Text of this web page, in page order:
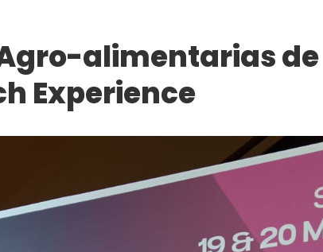
alimentarias de
Experience